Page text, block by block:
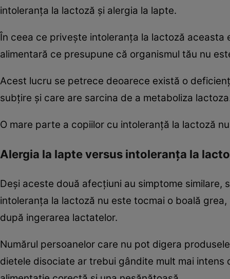
intoleranţa la lactoză şi alergia la lapte.
În ceea ce priveşte intoleranţa la lactoză
alimentară ce presupune că organismul tău nu
Acest lucru se petrece deoarece există o
subţire şi care are sarcina de a metaboliza
O mare parte a copiilor cu intoleranţă la lactoză
Alergia la lapte versus intoleranţa la
Deşi aceste două afecţiuni au simptome
intoleranţa la lactoză nu este tocmai o boală
după ingerarea lactatelor.
Numărul persoanelor care nu pot digera
dietele disociate ar trebui gândite mult mai